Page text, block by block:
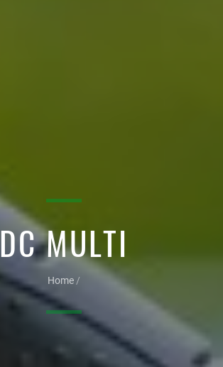
DC MULTI
Home /